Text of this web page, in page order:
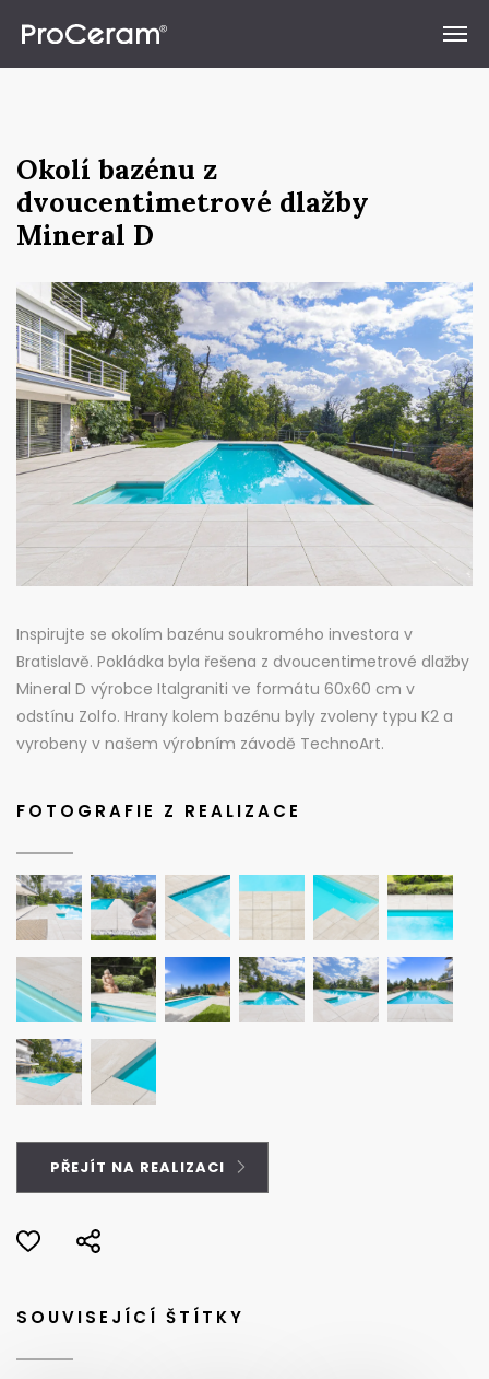
Okolí bazénu z
dvoucentimetrové dlažby
Mineral D
Inspirujte se okolím bazénu soukromého investora v
Bratislavě. Pokládka byla řešena z dvoucentimetrové dlažby
Mineral D výrobce Italgraniti ve formátu 60x60 cm v
odstínu Zolfo. Hrany kolem bazénu byly zvoleny typu K2 a
vyrobeny v našem výrobním závodě TechnoArt.
FOTOGRAFIE Z REALIZACE
PŘEJÍT NA REALIZACI
SOUVISEJÍCÍ ŠTÍTKY